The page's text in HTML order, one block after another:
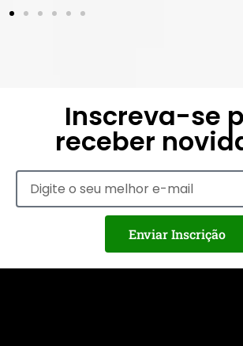
Inscreva-se
receber
Enviar Inscrição